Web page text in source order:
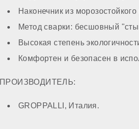
Наконечник из морозостойкого
Метод сварки: бесшовный
Высокая степень
Комфортен и безопасен в
ПРОИЗВОДИТЕЛЬ:
GROPPALLI, Италия.